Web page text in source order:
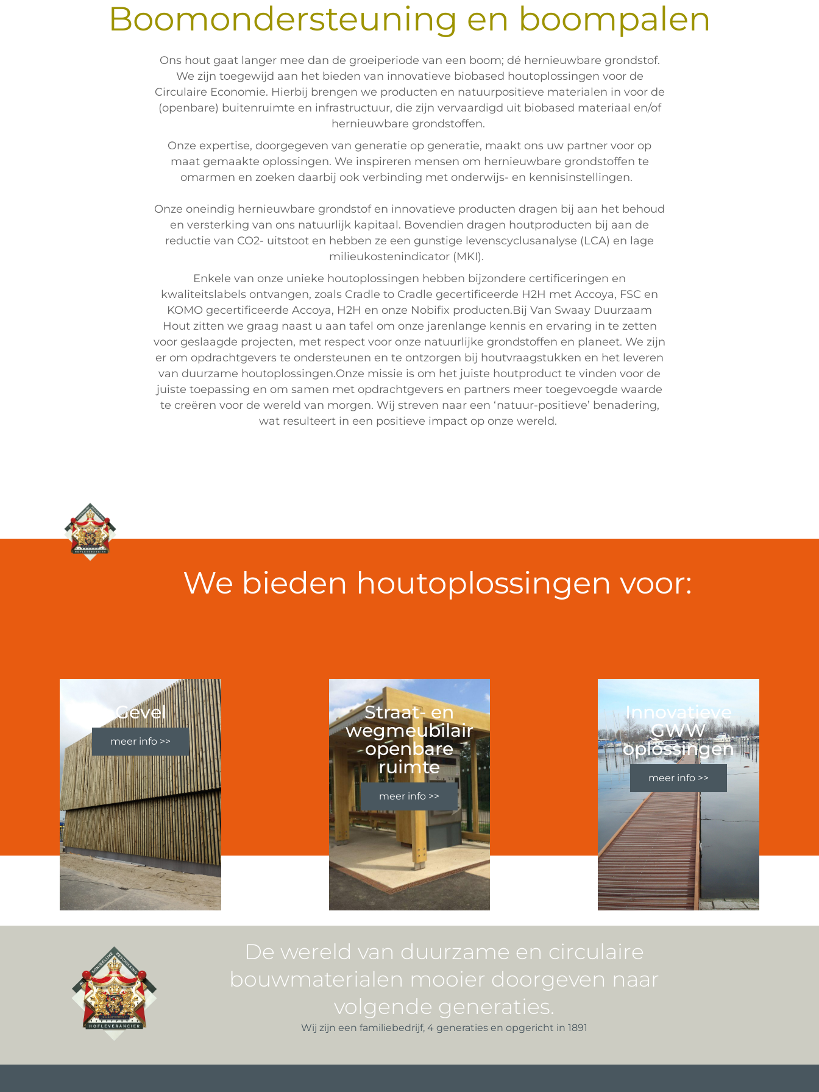
Boomondersteuning en boompalen
Ons hout gaat langer mee dan de groeiperiode van een boom; dé hernieuwbare grondstof.
We zijn toegewijd aan het bieden van innovatieve biobased houtoplossingen voor de
Circulaire Economie. Hierbij brengen we producten en natuurpositieve materialen in voor de
(openbare) buitenruimte en infrastructuur, die zijn vervaardigd uit biobased materiaal en/of
hernieuwbare grondstoffen.
Onze expertise, doorgegeven van generatie op generatie, maakt ons uw partner voor op
maat gemaakte oplossingen. We inspireren mensen om hernieuwbare grondstoffen te
omarmen en zoeken daarbij ook verbinding met onderwijs- en kennisinstellingen.
Onze oneindig hernieuwbare grondstof en innovatieve producten dragen bij aan het behoud
en versterking van ons natuurlijk kapitaal. Bovendien dragen houtproducten bij aan de
reductie van CO2- uitstoot en hebben ze een gunstige levenscyclusanalyse (LCA) en lage
milieukostenindicator (MKI).
Enkele van onze unieke houtoplossingen hebben bijzondere certificeringen en
kwaliteitslabels ontvangen, zoals Cradle to Cradle gecertificeerde H2H met Accoya, FSC en
KOMO gecertificeerde Accoya, H2H en onze Nobifix producten.Bij Van Swaay Duurzaam
Hout zitten we graag naast u aan tafel om onze jarenlange kennis en ervaring in te zetten
voor geslaagde projecten, met respect voor onze natuurlijke grondstoffen en planeet. We zijn
er om opdrachtgevers te ondersteunen en te ontzorgen bij houtvraagstukken en het leveren
van duurzame houtoplossingen.Onze missie is om het juiste houtproduct te vinden voor de
juiste toepassing en om samen met opdrachtgevers en partners meer toegevoegde waarde
te creëren voor de wereld van morgen. Wij streven naar een ‘natuur-positieve’ benadering,
wat resulteert in een positieve impact op onze wereld.
We bieden houtoplossingen voor:
Gevel
meer info >>
Straat- en
wegmeubilair
openbare
ruimte
meer info >>
Innovatieve
GWW
oplossingen
meer info >>
De wereld van duurzame en circulaire
bouwmaterialen mooier doorgeven naar
volgende generaties.
Wij zijn een familiebedrijf, 4 generaties en opgericht in 1891